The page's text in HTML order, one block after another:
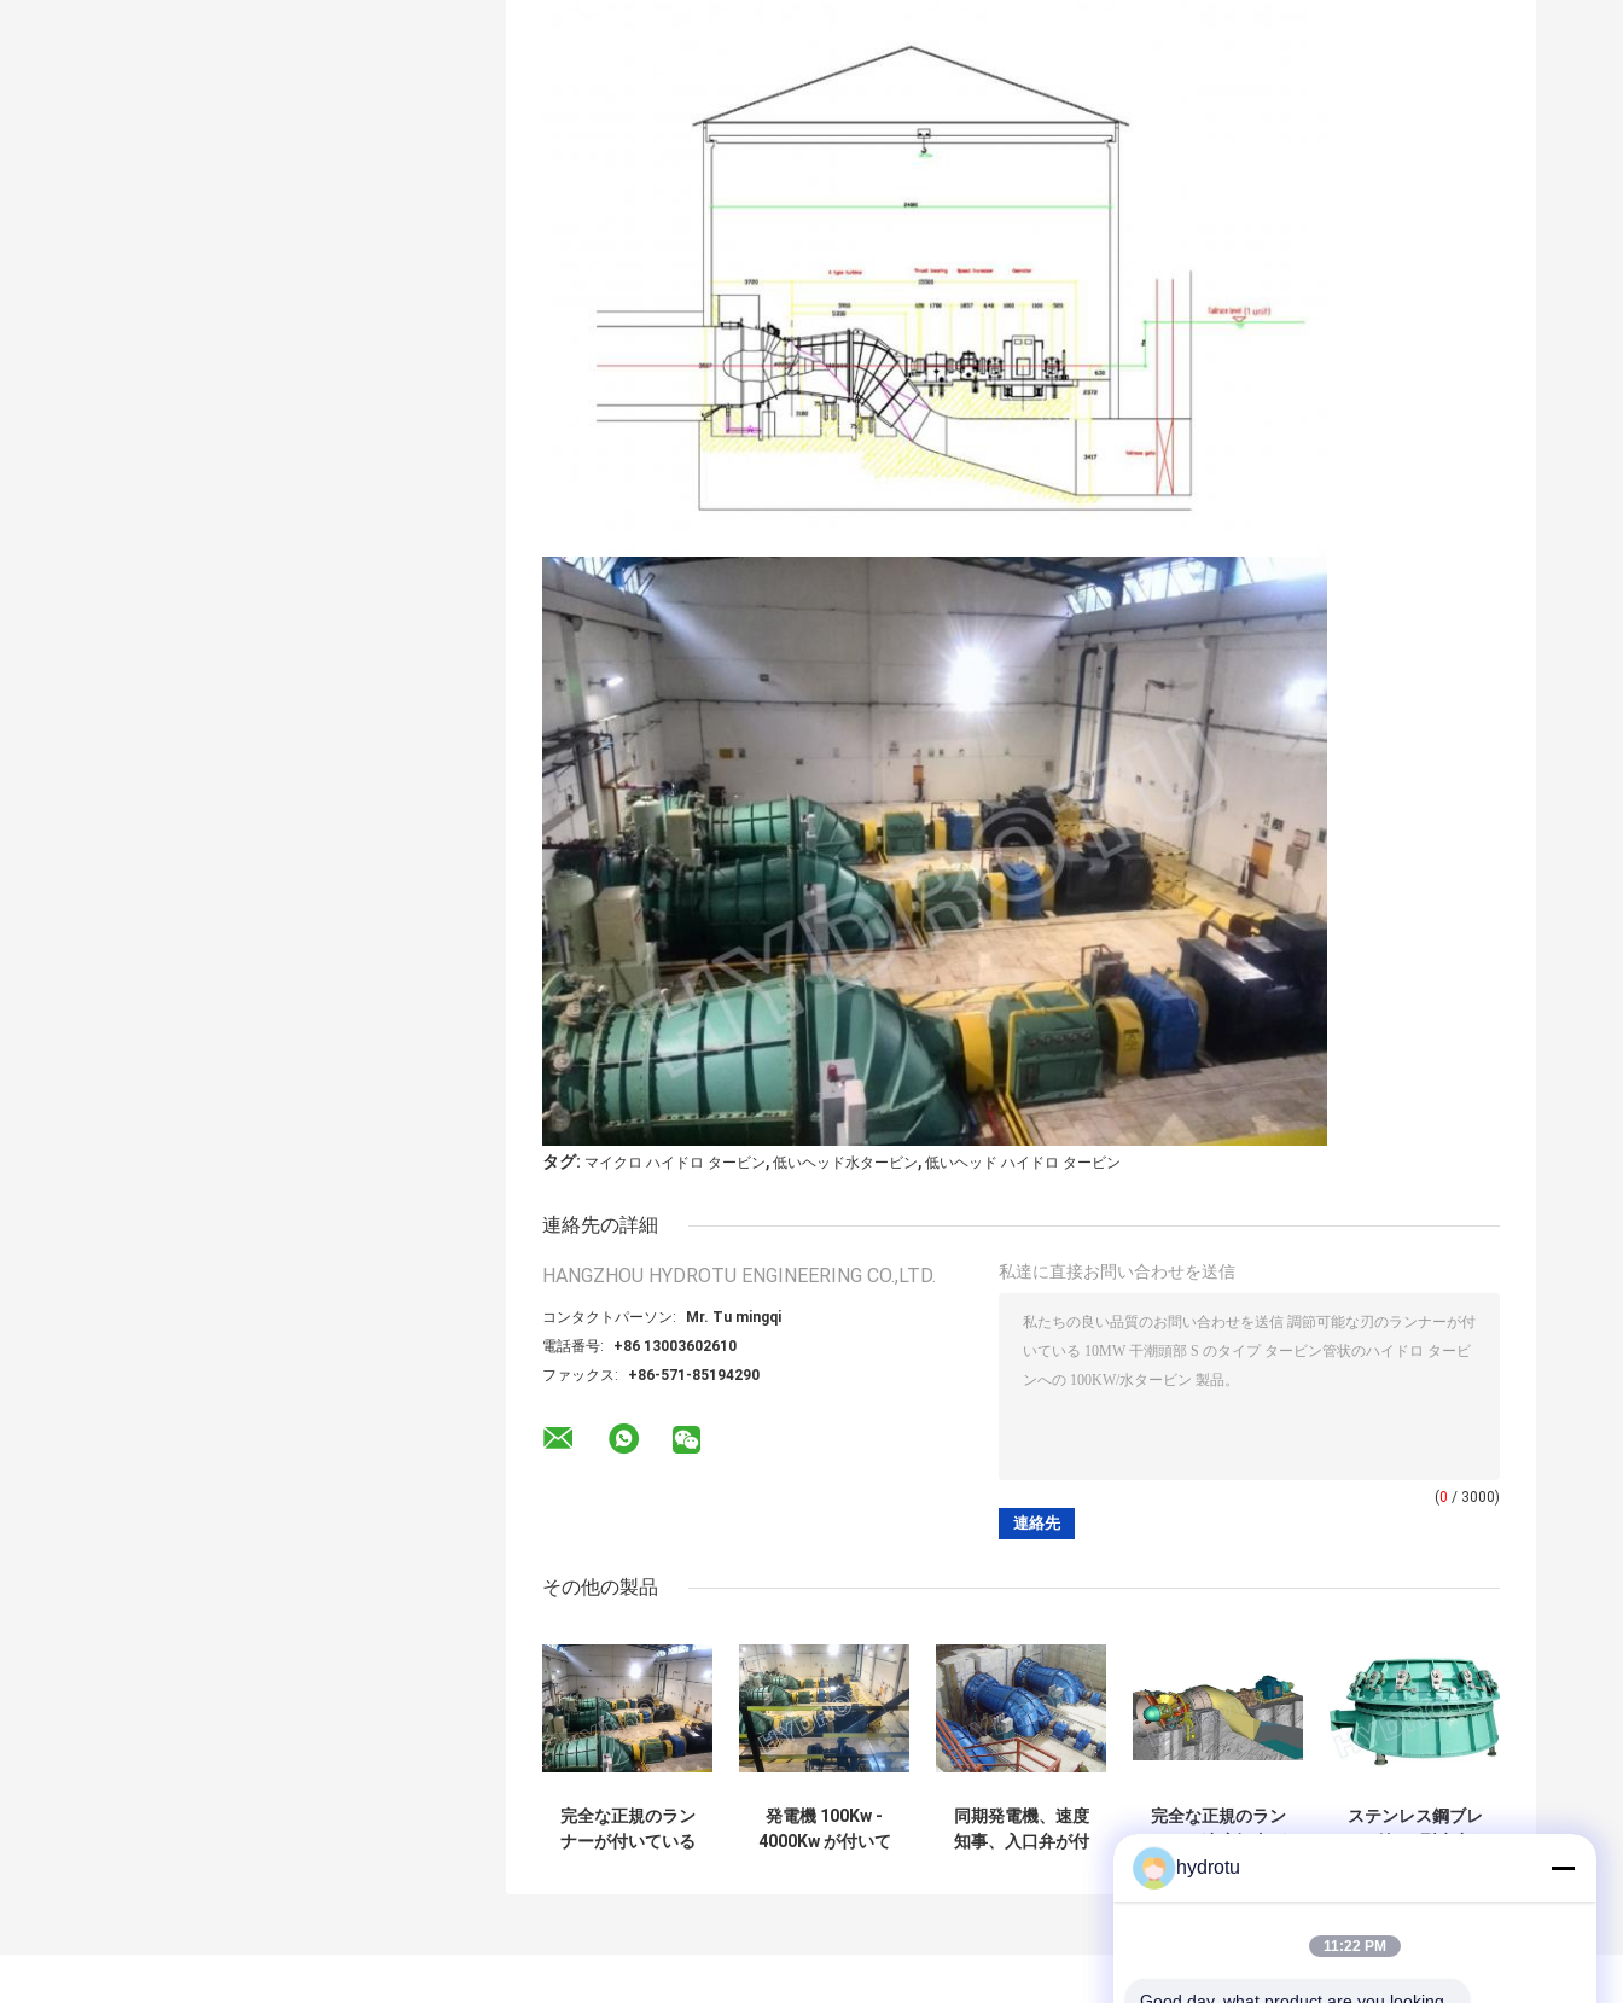
タグ: マイクロ ハイドロ タービン, 低いヘッド水タービン, 低いヘッド ハイドロ タービン
連絡先の詳細
HANGZHOU HYDROTU ENGINEERING CO.,LTD.
コンタクトパーソン:
Mr. Tu mingqi
電話番号:
+86 13003602610
ファックス:
+86-571-85194290
私達に直接お問い合わせを送信
(0 / 3000)
その他の製品
完全な正規のラン
ナーが付いている
発電機 100Kw -
4000Kw が付いて
同期発電機、速度
知事、入口弁が付
完全な正規のラン
付いている干潮頭
部 S のタイプ ハイ
ステンレス鋼ブレ
hydrotu
11:22 PM